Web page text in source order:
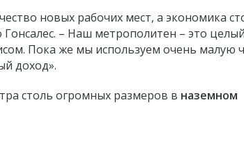
новых рабочих мест, а экономика
– Наш метрополитен – это
Пока же мы используем очень малую
доход».
столь огромных размеров в наземном